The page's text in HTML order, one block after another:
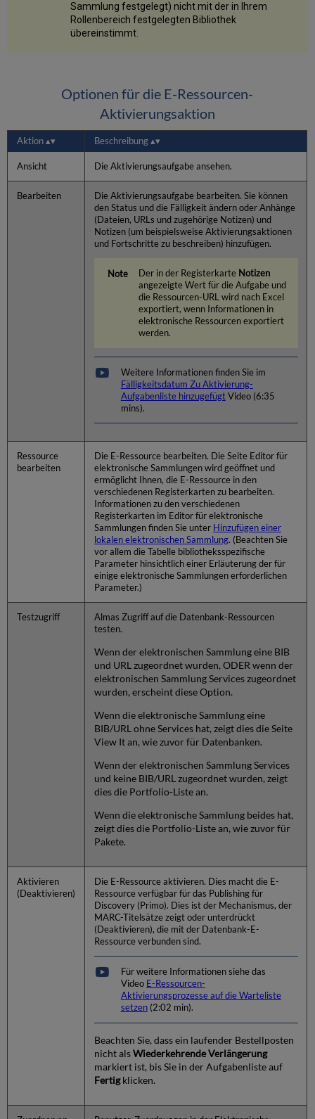
Sammlung festgelegt) nicht mit der in Ihrem
Rollenbereich festgelegten Bibliothek
übereinstimmt.
Optionen für die E-Ressourcen-
Aktivierungsaktion
Aktion Beschreibung
Ansicht Die Aktivierungsaufgabe ansehen.
Bearbeiten
Die Aktivierungsaufgabe bearbeiten. Sie können
den Status und die Fälligkeit ändern oder Anhänge
(Dateien, URLs und zugehörige Notizen) und
Notizen (um beispielsweise Aktivierungsaktionen
und Fortschritte zu beschreiben) hinzufügen.
Der in der Registerkarte Notizen
angezeigte Wert für die Aufgabe und
die Ressourcen-URL wird nach Excel
exportiert, wenn Informationen in
elektronische Ressourcen exportiert
werden.
Weitere Informationen finden Sie im
Fälligkeitsdatum Zu Aktivierung-
Aufgabenliste hinzugefügtVideo (6:35
mins).
Ressource
bearbeiten
Die E-Ressource bearbeiten. Die Seite Editor für
elektronische Sammlungen wird geöffnet und
ermöglicht Ihnen, die E-Ressource in den
verschiedenen Registerkarten zu bearbeiten.
Informationen zu den verschiedenen
Registerkarten im Editor für elektronische
Sammlungen finden Sie unter Hinzufügen einer
lokalen elektronischen Sammlung. (Beachten Sie
vor allem die Tabelle bibliotheksspezifische
Parameter hinsichtlich einer Erläuterung der für
einige elektronische Sammlungen erforderlichen
Parameter.)
Testzugriff
Almas Zugriff auf die Datenbank-Ressourcen
testen.
Wenn der elektronischen Sammlung eine BIB
und URL zugeordnet wurden, ODER wenn der
elektronischen Sammlung Services zugeordnet
wurden, erscheint diese Option.
Wenn die elektronische Sammlung eine
BIB/URL ohne Services hat, zeigt dies die Seite
View It an, wie zuvor für Datenbanken.
Wenn der elektronischen Sammlung Services
und keine BIB/URL zugeordnet wurden, zeigt
dies die Portfolio-Liste an.
Wenn die elektronische Sammlung beides hat,
zeigt dies die Portfolio-Liste an, wie zuvor für
Pakete.
Aktivieren
(Deaktivieren)
Die E-Ressource aktivieren. Dies macht die E-
Ressource verfügbar für das Publishing für
Discovery (Primo). Dies ist der Mechanismus, der
MARC-Titelsätze zeigt oder unterdrückt
(Deaktivieren), die mit der Datenbank-E-
Ressource verbunden sind.
Für weitere Informationen siehe das
Video E-Ressourcen-
Aktivierungsprozesse auf die Warteliste
setzen(2:02 min).
Beachten Sie, dass ein laufender Bestellposten
nicht alsWiederkehrende Verlängerung
markiert ist, bis Sie in der Aufgabenliste auf
Fertigklicken.